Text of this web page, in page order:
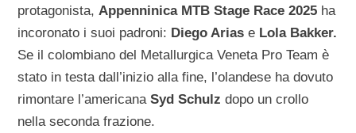
protagonista, Appenninica MTB Stage Race 2025 ha
incoronato i suoi padroni: Diego Arias e Lola Bakker.
Se il colombiano del Metallurgica Veneta Pro Team è
stato in testa dall’inizio alla fine, l’olandese ha dovuto
rimontare l’americanaSyd Schulz dopo un crollo
nella seconda frazione.